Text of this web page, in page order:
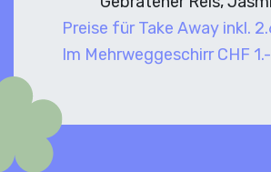
Preise für Take Away inkl.
Im Mehrweggeschirr CHF